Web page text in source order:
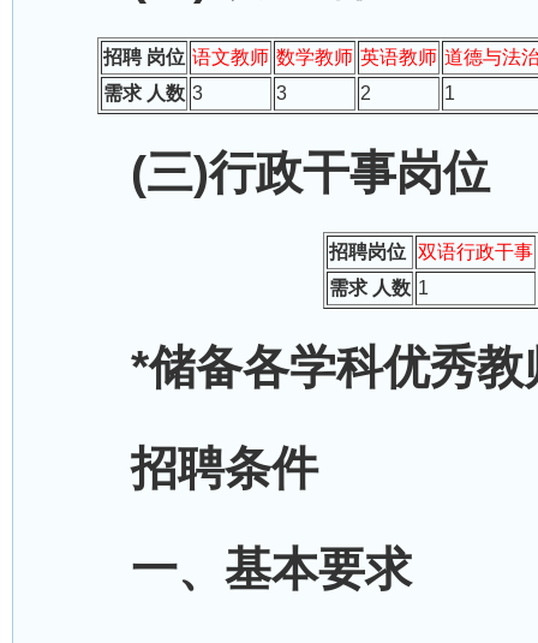
招聘 岗位 语文教师 数学教师 英语教师 道德与法
需求 人数 3 3 2 1
(三)行政干事岗位
招聘岗位 双语行政干事
需求 人数 1
*储备各学科优秀教
招聘条件
一、基本要求